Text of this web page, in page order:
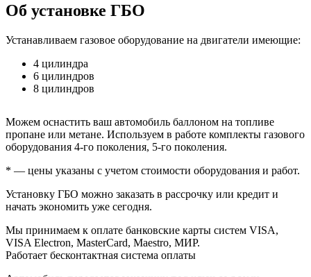
Об установке ГБО
Устанавливаем газовое оборудование на двигатели имеющие:
4 цилиндра
6 цилиндров
8 цилиндров
Можем оснастить ваш автомобиль баллоном на топливе
пропане или метане. Используем в работе комплекты газового
оборудования 4-го поколения, 5-го поколения.
* — цены указаны с учетом стоимости оборудования и работ.
Установку ГБО можно заказать в рассрочку или кредит и
начать экономить уже сегодня.
Мы принимаем к оплате банковские карты систем VISA,
VISA Electron, MasterCard, Maestro, МИР.
Работает бесконтактная система оплаты